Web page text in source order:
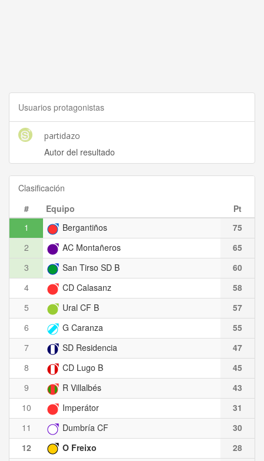
Usuarios protagonistas
partidazo
Autor del resultado
Clasificación
#
Equipo
Pt
1
Bergantiños
75
2
AC Montañeros
65
3
San Tirso SD B
60
4
CD Calasanz
58
5
Ural CF B
57
6
G Caranza
55
7
SD Residencia
47
8
CD Lugo B
45
9
R Villalbés
43
10
Imperátor
31
11
Dumbría CF
30
12
O Freixo
28